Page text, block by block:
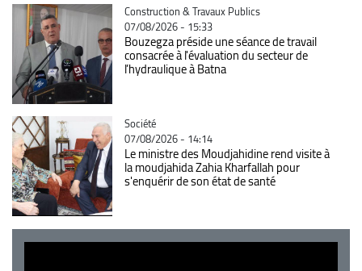
Catégorie
Construction & Travaux Publics
07/08/2026 - 15:33
Bouzegza préside une séance de travail
consacrée à l'évaluation du secteur de
l’hydraulique à Batna
Catégorie
Société
07/08/2026 - 14:14
Le ministre des Moudjahidine rend visite à
la moudjahida Zahia Kharfallah pour
s'enquérir de son état de santé